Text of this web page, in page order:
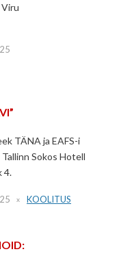
TÄNA ja EAFS-i
Sokos Hotell
4.
KOOLITUS